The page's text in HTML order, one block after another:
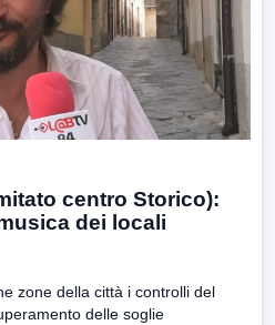
centro Storico):
dei locali
zone della città i controlli del
delle soglie